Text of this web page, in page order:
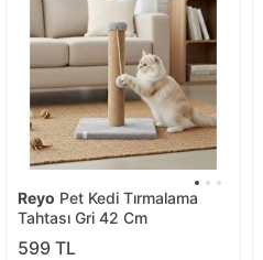
Reyo Pet Kedi Tırmalama
Tahtası Gri 42 Cm
599 TL